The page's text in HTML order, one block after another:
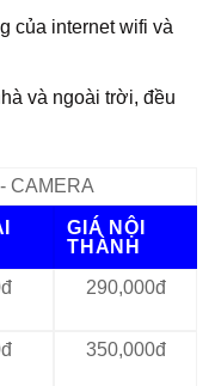
của internet wifi và
và ngoài trời, đều
CAMERA
GIÁ NỘI
THÀNH
290,000đ
350,000đ